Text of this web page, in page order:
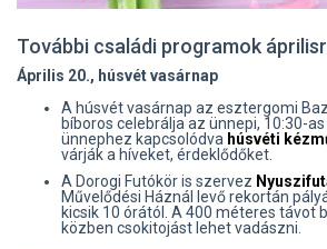
További családi programok
Április 20., húsvét vasárnap
A húsvét vasárnap az esztergomi
bíboros celebrálja az ünnepi, 10:30-
ünnephez kapcsolódva húsvéti
várják a híveket, érdeklődőket.
A Dorogi Futókör is szervez
Művelődési Háznál levő rekortán
kicsik 10 órától. A 400 méteres távot
közben csokitojást lehet vadászni.